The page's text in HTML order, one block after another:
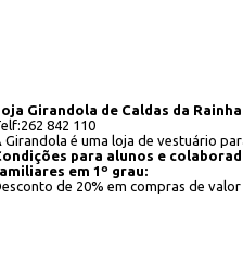
Girandola de Caldas da Rainha
842 110
Girandola é uma loja de vestuário
para alunos e
em 1º grau:
de 20% em compras de valor